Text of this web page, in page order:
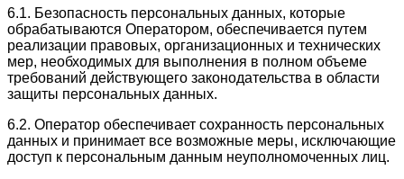
6.1. Безопасность персональных данных, которые
обрабатываются Оператором, обеспечивается путем
реализации правовых, организационных и технических
мер, необходимых для выполнения в полном объеме
требований действующего законодательства в области
защиты персональных данных.
6.2. Оператор обеспечивает сохранность персональных
данных и принимает все возможные меры, исключающие
доступ к персональным данным неуполномоченных лиц.